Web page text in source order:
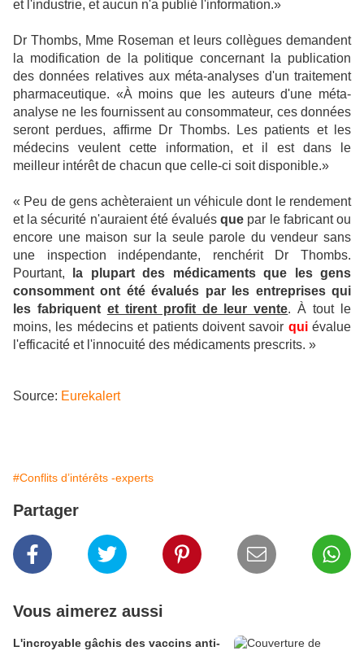
et l'industrie, et aucun n'a publié l'information.»
Dr Thombs, Mme Roseman et leurs collègues demandent
la modification de la politique concernant la publication
des données relatives aux méta-analyses d'un traitement
pharmaceutique. «À moins que les auteurs d'une méta-
analyse ne les fournissent au consommateur, ces données
seront perdues, affirme Dr Thombs. Les patients et les
médecins veulent cette information, et il est dans le
meilleur intérêt de chacun que celle-ci soit disponible.»
« Peu de gens achèteraient un véhicule dont le rendement
et la sécurité n'auraient été évaluésque par le fabricant ou
encore une maison sur la seule parole du vendeur sans
une inspection indépendante, renchérit Dr Thombs.
Pourtant,
la plupart des médicaments que les gens
consomment ont été évalués par les entreprises qui
les fabriquent et tirent profit de leur vente. À tout le
moins, les médecins et patients doivent savoir quiévalue
l'efficacité et l'innocuité des médicaments prescrits. »
Source: Eurekalert
#Conflits d’intérêts -experts
Partager
Vous aimerez aussi
L'incroyable gâchis des vaccins anti-